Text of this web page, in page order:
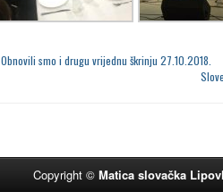
Obnovili smo i drugu vrijednu škrinju 27.10.2018.
Copyright ©Matica slovačka